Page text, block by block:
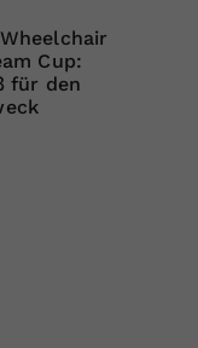
Cup:
für den